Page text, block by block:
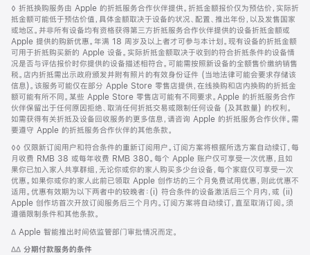
脚
注
◊ 折抵换购服务由 Apple 的折抵服务合作伙伴提供。折抵金额报价仅为预估价，实际折
抵金额可能低于预估价值，具体金额取决于设备的状况、配置、推出年份，以及发售国家
或地区。并非所有设备均有资格获得第三方折抵服务合作伙伴提供的设备折抵金额或
Apple 提供的购新优惠。年满 18 周岁及以上者才可参与本计划。现有设备的折抵金额
可用于折抵购买新的 Apple 设备。实际折抵金额取决于收到的符合折抵条件的设备情
况是否与评估报价时你提供的设备描述相符合。可能需按照新设备的全额售价缴纳销售
税。店内折抵需出示政府颁发并附有照片的有效身份证件 (当地法律可能会要求存储该
信息)。该服务可能仅在部分 Apple Store 零售店提供，在线换购和店内换购的折抵金
额可能有所不同。某些 Apple Store 零售店可能有不同要求。Apple 的折抵服务合作
伙伴保留出于任何原因拒绝、取消任何折抵交易或限制任何设备 (及其数量) 的权利。
如需获得有关折抵及设备回收服务的更多信息，请咨询 Apple 的折抵服务合作伙伴。需
要遵守 Apple 的折抵服务合作伙伴的其他条款。
脚
注
◊◊ 仅限新订阅用户和符合条件的重新订阅用户。订阅方案将根据所选方案自动续订，每
月收费 RMB 38 或每年收费 RMB 380。每个 Apple 账户仅可享受一次优惠，且如
果你已加入家人共享群组，无论你或你的家人购买多少台设备，每个家庭仅可享受一次
优惠。如果你或你的家人此前已领取 Apple 创作坊的三个月免费试用优惠，则此优惠不
适用。优惠有效期为以下两者中的较晚者：(i) 符合条件的设备激活后三个月内，或 (ii)
Apple 创作坊首次开放订阅服务后三个月内。订阅方案将自动续订，直至取消订阅。须
遵循限制条件和其他条款。
脚
∆ Apple 智能推出时间依监管部门审批情况而定。
脚
∆∆ 分期付款服务的条件